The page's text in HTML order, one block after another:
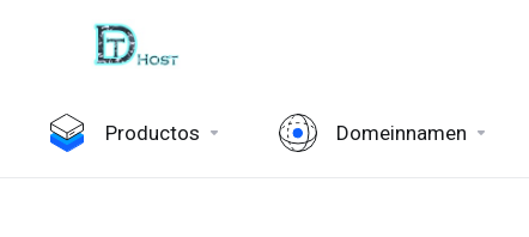
Productos Domeinnamen